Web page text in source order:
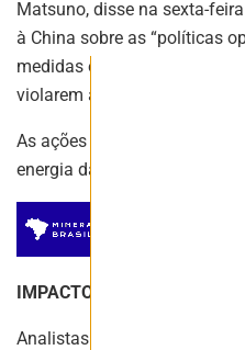
Matsuno, disse na sexta-
à China sobre as “políticas
medidas e “tomará as
violarem as regras da
As ações dos novos
energia da China subiram
IMPACTO NÃO CLARO
Analistas disseram que não